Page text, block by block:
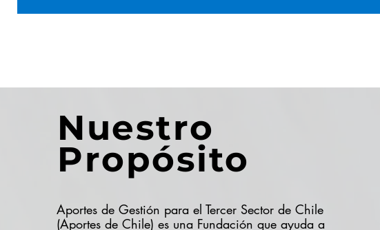
Nuestro
Propósito
Aportes de Gestión para el Tercer Sector de Chile
(Aportes de Chile) es una Fundación que ayuda a